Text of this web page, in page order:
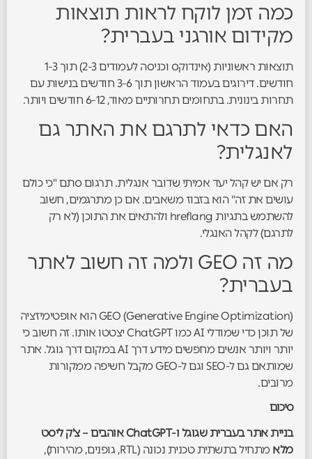
כמה זמן לוקח לראות תוצאות
מקידום אורגני בעברית?
תוצאות ראשוניות (אינדוקס וכניסה לעמודים 2-3) תוך 1-3
חודשים. דירוגים בעמוד הראשון תוך 3-6 חודשים בנישות עם
תחרות בינונית. בתחומים תחרותיים מאוד, 6-12 חודשים ויותר.
האם כדאי לתרגם את האתר גם
לאנגלית?
רק אם יש קהל יעד אמיתי שדובר אנגלית. תרגום סתם "כי כולם
עושים את זה" הוא בזבוז משאבים. אם כן מתרגמים, חשוב
להשתמש בתגיות hreflang ולהתאים את התוכן (לא רק
לתרגם) לקהל האנגלי.
מה זה GEO ולמה זה חשוב לאתר
בעברית?
GEO (Generative Engine Optimization) הוא אופטימיזציה
של תוכן כדי שמודלי AI כמו ChatGPT יצטטו אותו. זה חשוב כי
יותר ויותר אנשים מחפשים מידע דרך AI במקום דרך גוגל. אתר
שמותאם גם ל-SEO וגם ל-GEO מקבל חשיפה ממקורות
מרובים.
סיכום
בניית אתר בעברית שגוגל ו-ChatGPT אוהבים – צ'ק ליסט
מלא
מתחיל בתשתית טכנית נכונה (RTL, גופנים, מהירות),